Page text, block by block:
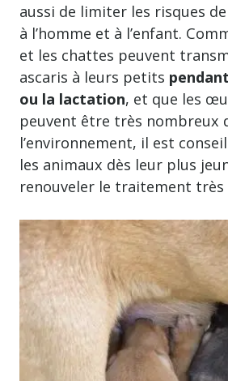
aussi de limiter les risques
à l’homme et à l’enfant.
et les chattes peuvent
ascaris à leurs petits
ou la lactation, et que les
peuvent être très nombreux
l’environnement, il est
les animaux dès leur plus
renouveler le traitement